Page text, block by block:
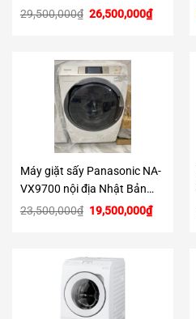
(hàng lướt)
29,500,000₫ Giá
gốc
26,500,000₫Giá
hiện
Máy giặt sấy Panasonic NA-
VX9700 nội địa Nhật Bản
(hàng lướt)
23,500,000₫ Giá
gốc
19,500,000₫Giá
hiện